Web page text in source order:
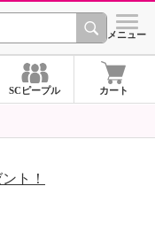
シ
メニュー
SCピープル カート
ト！